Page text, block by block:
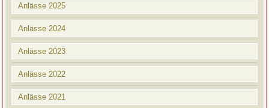
Anlässe 2025
Anlässe 2024
Anlässe 2023
Anlässe 2022
Anlässe 2021